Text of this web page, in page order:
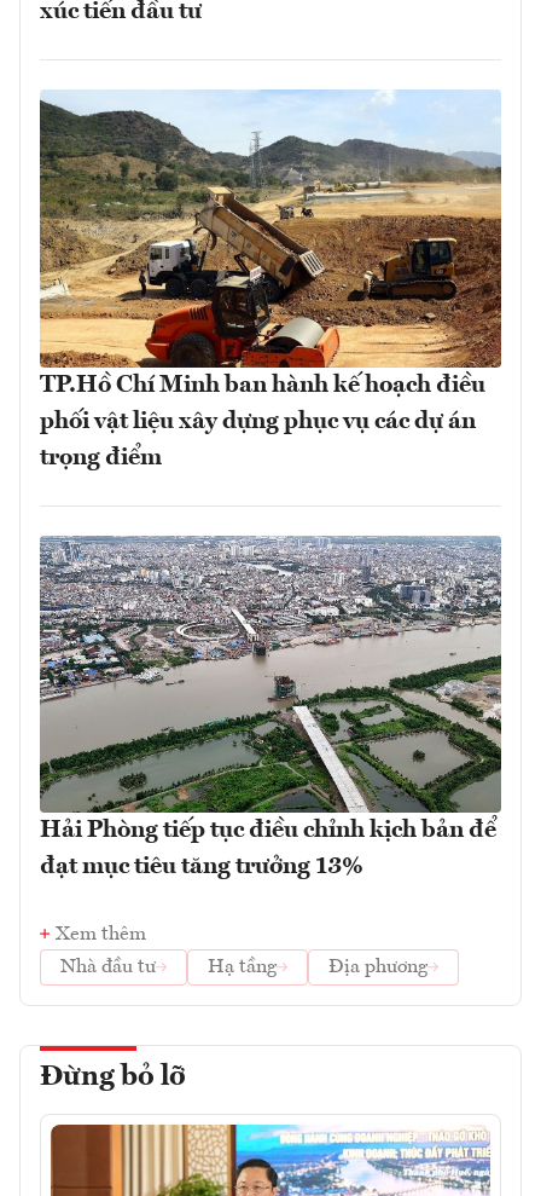
xúc tiến đầu tư
TP.Hồ Chí Minh ban hành kế hoạch điều
phối vật liệu xây dựng phục vụ các dự án
trọng điểm
Hải Phòng tiếp tục điều chỉnh kịch bản để
đạt mục tiêu tăng trưởng 13%
Xem thêm
Nhà đầu tư
Hạ tầng Địa phương
Đừng bỏ lỡ